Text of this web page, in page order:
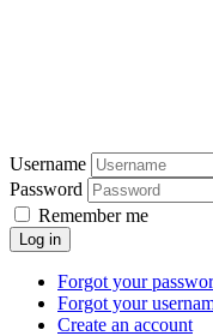
Username
Password
Remember me
Log in
Forgot your
Forgot your
Create an account